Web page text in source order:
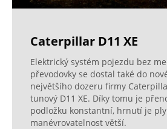
Caterpillar D11 XE
Elektrický systém pojezdu bez
převodovky se dostal také do
největšího dozeru firmy
tunový D11 XE. Díky tomu je
podložku konstantní, hrnutí je
manévrovatelnost větší.